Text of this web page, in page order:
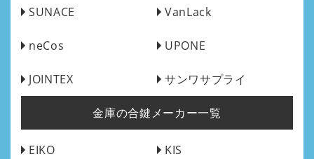
SUNACE VanLack
neCos UPONE
JOINTEX サンワサプライ
金庫の合鍵メーカー一覧
EIKO KIS